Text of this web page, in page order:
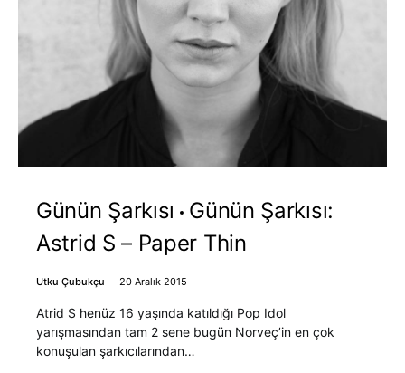
Günün Şarkısı
Günün Şarkısı:
Astrid S – Paper Thin
Utku Çubukçu 20 Aralık 2015
Atrid S henüz 16 yaşında katıldığı Pop Idol
yarışmasından tam 2 sene bugün Norveç’in en çok
konuşulan şarkıcılarından…